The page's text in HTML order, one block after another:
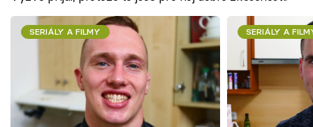
SERIÁLY A FILMY SERIÁLY A